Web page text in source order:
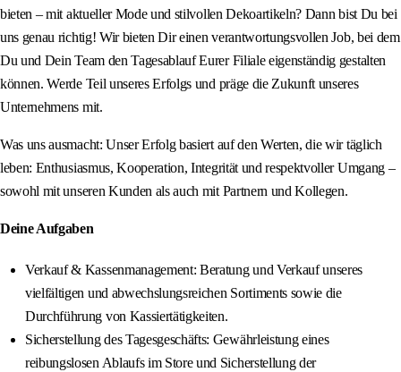
bieten – mit aktueller Mode und stilvollen Dekoartikeln? Dann bist Du bei
uns genau richtig! Wir bieten Dir einen verantwortungsvollen Job, bei dem
Du und Dein Team den Tagesablauf Eurer Filiale eigenständig gestalten
können. Werde Teil unseres Erfolgs und präge die Zukunft unseres
Unternehmens mit.
Was uns ausmacht: Unser Erfolg basiert auf den Werten, die wir täglich
leben: Enthusiasmus, Kooperation, Integrität und respektvoller Umgang –
sowohl mit unseren Kunden als auch mit Partnern und Kollegen.
Deine Aufgaben
Verkauf & Kassenmanagement: Beratung und Verkauf unseres
vielfältigen und abwechslungsreichen Sortiments sowie die
Durchführung von Kassiertätigkeiten.
Sicherstellung des Tagesgeschäfts: Gewährleistung eines
reibungslosen Ablaufs im Store und Sicherstellung der